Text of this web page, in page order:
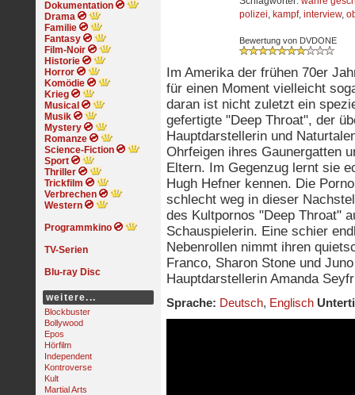
Dokumentation
Drama
Familie
Fantasy
Film-Noir
Historie
Horror
Komödie
Krieg
Musical
Musik
Mystery
Romanze
Science-Fiction
Sport
Thriller
Trickfilm
Verbrechen
Western
Programmkino
TV-Serien
Blu-ray Disc
weitere...
Blockbuster
Bollywood
Epos
Hörfilm
Independent
Kontroverse
Kult
Martial Arts
polizei, kampf, interview,
Bewertung von DVDONE
Im Amerika der frühen 70er
für einen Moment vielleicht
daran ist nicht zuletzt ein
gefertigte "Deep Throat", der
Hauptdarstellerin und
Ohrfeigen ihres Gaunergatten
Eltern. Im Gegenzug lernt sie
Hugh Hefner kennen. Die
schlecht weg in dieser
des Kultpornos "Deep Throat"
Schauspielerin. Eine schier
Nebenrollen nimmt ihren
Franco, Sharon Stone und
Hauptdarstellerin Amanda
Sprache: Deutsch, Englisch